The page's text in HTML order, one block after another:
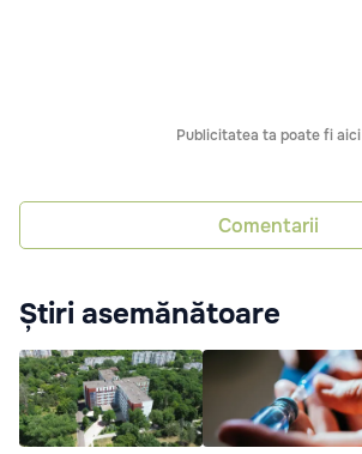
Publicitatea ta poate fi aici
Comentarii
Știri asemănătoare